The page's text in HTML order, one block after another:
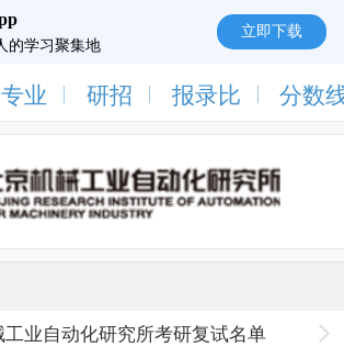
的学习聚集地
立即下载
业 研招 报录比 分数
工业自动化研究所考研复试名单